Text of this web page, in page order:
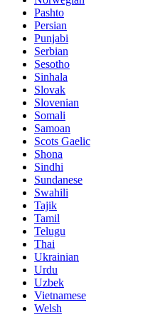
Pashto
Persian
Punjabi
Serbian
Sesotho
Sinhala
Slovak
Slovenian
Somali
Samoan
Scots Gaelic
Shona
Sindhi
Sundanese
Swahili
Tajik
Tamil
Telugu
Thai
Ukrainian
Urdu
Uzbek
Vietnamese
Welsh